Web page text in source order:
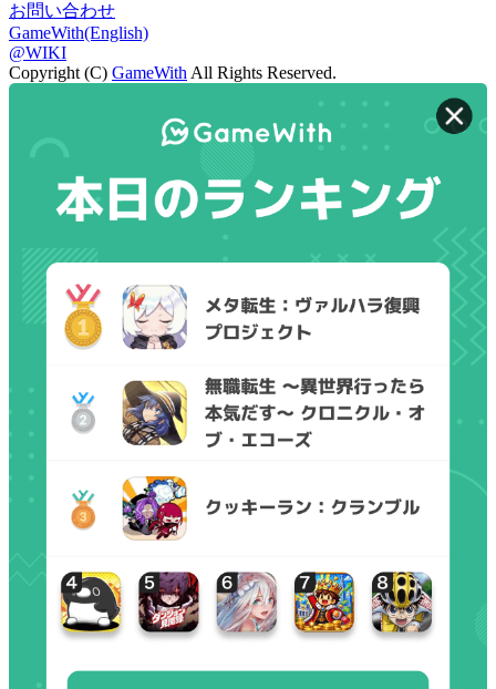
お問い合わせ
GameWith(English)
@WIKI
Copyright (C) GameWithAll Rights Reserved.